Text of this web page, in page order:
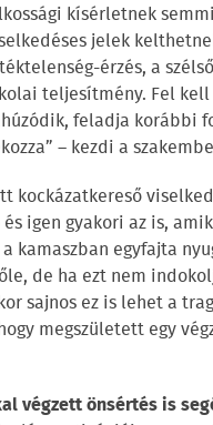
kísérletnek
jelek
érzés, a
teljesítmény. Fel
feladja korábbi
– kezdi a
kockázatkereső
igen gyakori az is,
kamaszban egyfajta
de ha ezt nem
sajnos ez is lehet a
megszületett egy
végzett önsértés is